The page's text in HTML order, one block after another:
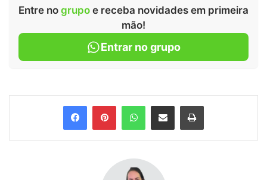
Entre no grupo e receba novidades em primeira
mão!
Entrar no grupo
FacebookPinterestWhatsApp
Compartilhar via e-mail Imprimir